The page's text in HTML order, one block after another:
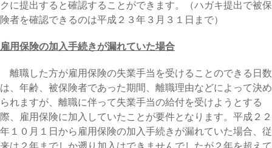
クに提出すると確認することができます。（ハガキ提出で被保
険者を確認できるのは平成２３年３月３１日まで）
雇用保険の加入手続きが漏れていた場合
離職した方が雇用保険の失業手当を受けることのできる日数
は、年齢、被保険者であった期間、離職理由などによって決め
られますが、離職に伴って失業手当の給付を受けようとする
際、雇用保険に加入していたことが要件となります。平成２２
年１０月１日から雇用保険の加入手続きが漏れていた場合、従
来は２年までしか遡り加入はできませんでしたが２年を超えて